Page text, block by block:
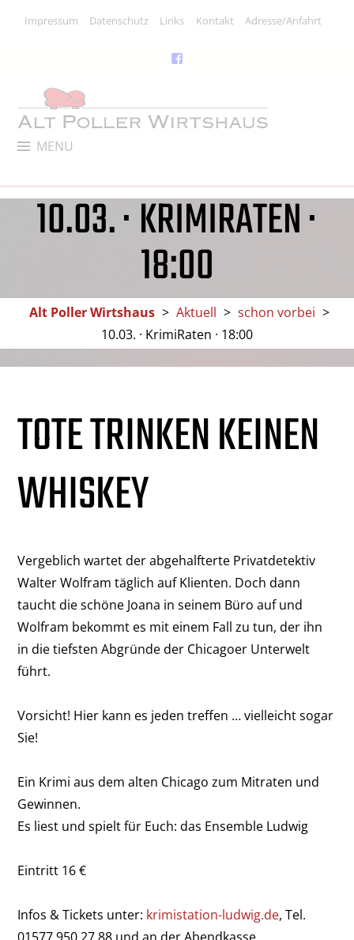
Impressum Datenschutz Links Kontakt Adresse/Anfahrt
ALT POLLER WIRTSHAUS
Kneipe, Restaurant & Kulturlokal
MENU
10.03. · KRIMIRATEN ·
18:00
Alt Poller Wirtshaus > Aktuell > schon vorbei >
10.03. · KrimiRaten · 18:00
TOTE TRINKEN KEINEN
WHISKEY
Vergeblich wartet der abgehalfterte Privatdetektiv
Walter Wolfram täglich auf Klienten. Doch dann
taucht die schöne Joana in seinem Büro auf und
Wolfram bekommt es mit einem Fall zu tun, der ihn
in die tiefsten Abgründe der Chicagoer Unterwelt
führt.
Vorsicht! Hier kann es jeden treffen … vielleicht sogar
Sie!
Ein Krimi aus dem alten Chicago zum Mitraten und
Gewinnen.
Es liest und spielt für Euch: das Ensemble Ludwig
Eintritt 16 €
Infos & Tickets unter: krimistation-ludwig.de, Tel.
01577 950 27 88 und an der Abendkasse